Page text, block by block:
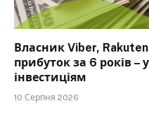
Власник Viber,
прибуток за 6 років –
інвестиціям
10 Серпня 2026